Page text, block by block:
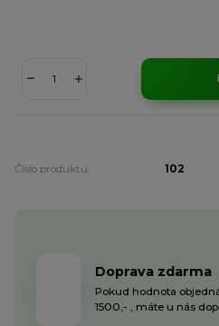
Číslo produktu: 102
Doprava zdarma
Pokud hodnota
1500,- , máte u nás